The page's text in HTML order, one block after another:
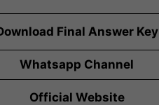
Final Answer Key
Whatsapp Channel
Official Website